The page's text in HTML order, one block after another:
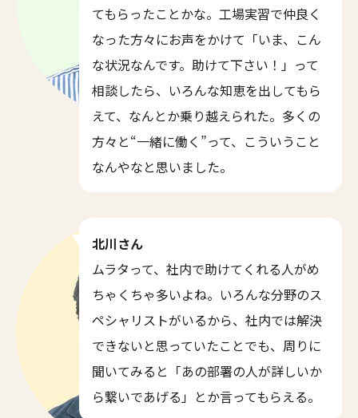
てもらったことかな。工場実習で仲良く
なった方々にお声をかけて「いま、こん
な状況なんです。助けて下さい！」って
相談したら、いろんな知恵を出してもら
えて、なんとか乗り越えられた。多くの
方々と“一緒に働く”って、こういうこと
なんやなと思いました。
北川さん
ムラタって、社内で助けてくれる人がめ
ちゃくちゃ多いよね。いろんな分野のス
ペシャリストがいるから、社内では解決
できないと思っていたことでも、周りに
聞いてみると「あの部署の人が詳しいか
ら繋いであげる」とか言ってもらえる。